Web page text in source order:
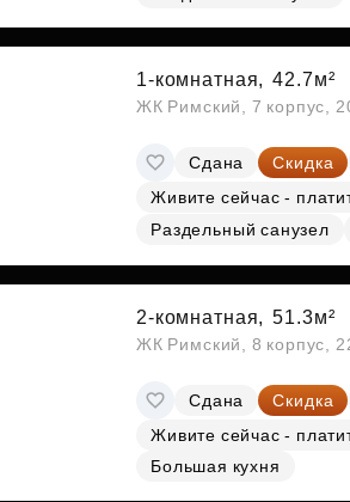
1-комнатная, 42.7м²
ЖК Римский, 7 корпус,
Сдана Скидка
Живите сейчас -
Раздельный санузел
2-комнатная, 51.3м²
ЖК Римский, 8 корпус,
Сдана Скидка
Живите сейчас -
Большая кухня